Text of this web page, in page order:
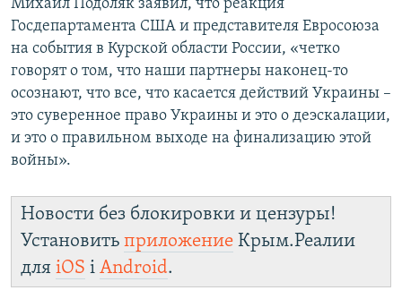
Михаил Подоляк заявил, что реакция
Госдепартамента США и представителя Евросоюза
на события в Курской области России, «четко
говорят о том, что наши партнеры наконец-то
осознают, что все, что касается действий Украины –
это суверенное право Украины и это о деэскалации,
и это о правильном выходе на финализацию этой
войны».
Новости без блокировки и цензуры!
Установить приложение Крым.Реалии
для iOS і Android.